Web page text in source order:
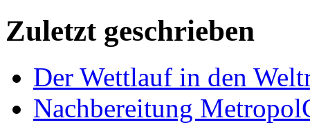
Zuletzt geschrieben
Der Wettlauf in den
Nachbereitung